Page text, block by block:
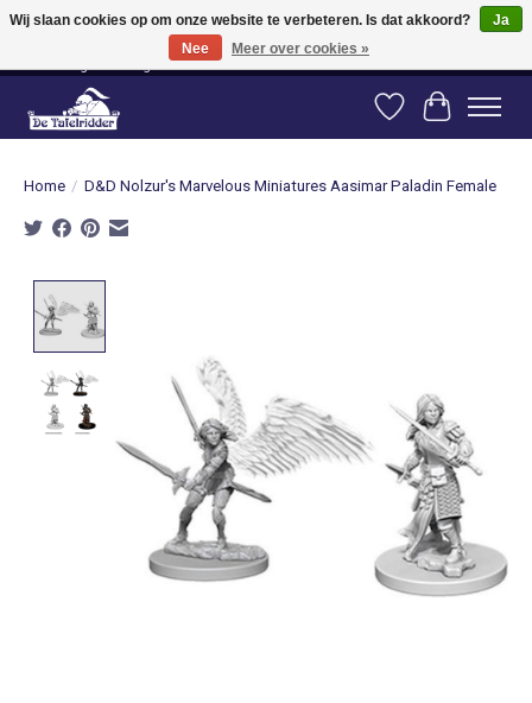
Vanaf 80 euro gratis verzending binnen Nederland! Vanaf 100 euro gratis
verzending naar België en Duitsland!
Verlanglijst
Home / D&D Nolzur's Marvelous Miniatures Aasimar Paladin Female
Wij slaan cookies op om onze website te verbeteren. Is dat akkoord?
Ja
Nee
Meer over cookies »